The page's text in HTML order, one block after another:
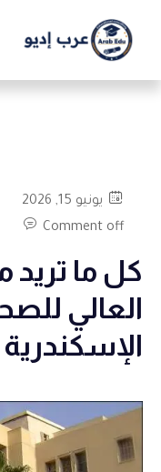
يونيو 15, 2026
Comment off
كل ما
العالي
الإسكندرية